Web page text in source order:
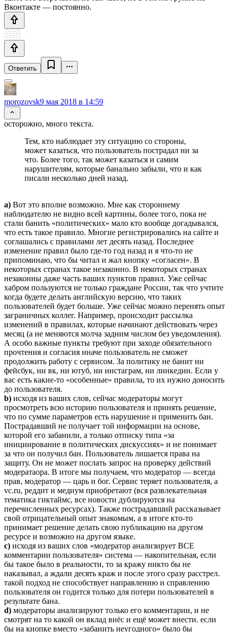
Вконтакте — постоянно.
Ответить
morozovsk9 мая 2018 в 14:59
осторожно, много текста.
Тем, кто наблюдает эту ситуацию со стороны,
может казаться, что пользователь пострадал ни за
что. Более того, так может казаться и самим
нарушителям, которые банально забыли, что и как
писали несколько дней назад.
a) Вот это вполне возможно. Мне как стороннему
наблюдателю не видно всей картины, более того, пока не
стали банить «политических» мало кто вообще догадывался,
что есть такое правило. Многие регистрировались на сайте и
соглашались с правилами лет десять назад. Последнее
изменение правил было где-то год назад и я что-то не
припоминаю, что бы читал и жал кнопку «согласен». В
некоторых странах такое незаконно. В некоторых странах
незаконны даже часть ваших пунктов правил. Уже сейчас
хабром пользуются не только граждане России, так что учтите
когда будете делать английскую версию, что таких
пользователей будет больше. Уже сейчас можно перенять опыт
заграничных коллег. Например, происходит рассылка
изменений в правилах, которые начинают действовать через
месяц (а не меняются молча задним числом без уведомления).
А особо важные пункты требуют при заходе обязательного
прочтения и согласия иначе пользователь не сможет
продолжить работу с сервисом. За политику не банит ни
фейсбук, ни вк, ни ютуб, ни инстаграм, ни линкедин. Если у
вас есть какие-то «особенные» правила, то их нужно доносить
до пользователя.
b) исходя из ваших слов, сейчас модераторы могут
просмотреть всю историю пользователя и принять решение,
что по сумме параметров есть нарушение и применить бан.
Пострадавший не получает той информации на основе,
которой его забанили, а только отписку типа «за
инициирование в политических дискуссиях» и не понимает
за что он получил бан. Пользователь лишается права на
защиту. Он не может послать запрос на проверку действий
модератаора. В итоге мы получаем, что модератор — всегда
прав, модератор — царь и бог. Сервис теряет пользователя, а
vc.ru, реддит и медиум приобретают (вся развлекательная
тематика гиктаймс, все новости дублируются на
перечисленных ресурсах). Также пострадавший рассказывает
свой отрицательный опыт знакомым, а в итоге кто-то
принимает решение делать свою публикацию на другом
ресурсе и возможно на другом языке.
с) исходя из ваших слов «модератор анализирует ВСЕ
комментарии пользователя» система — накопительная, если
бы такое было в реальности, то за кражу никто бы не
наказывал, а ждали десять краж и после этого сразу расстрел.
такой подход не способствует направлению и справлению
пользователя он годится только для потери пользователей в
результате бана.
d) модераторы анализируют только его комментарии, и не
смотрят на то какой он вклад внёс и ещё может внести. если
бы на кнопке вместо «забанить неугодного» было бы